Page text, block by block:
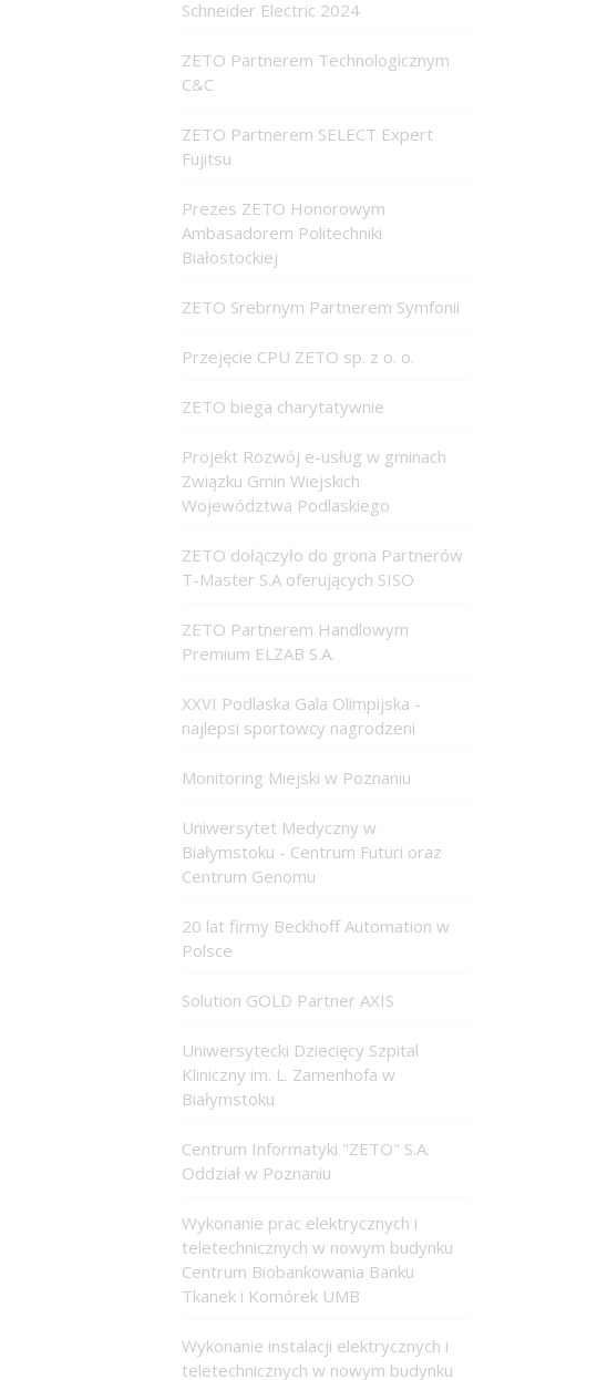
Schneider Electric 2024
ZETO Partnerem Technologicznym
C&C
ZETO Partnerem SELECT Expert
Fujitsu
Prezes ZETO Honorowym
Ambasadorem Politechniki
Białostockiej
ZETO Srebrnym Partnerem Symfonii
Przejęcie CPU ZETO sp. z o. o.
ZETO biega charytatywnie
Projekt Rozwój e-usług w gminach
Związku Gmin Wiejskich
Województwa Podlaskiego
ZETO dołączyło do grona Partnerów
T-Master S.A oferujących SISO
ZETO Partnerem Handlowym
Premium ELZAB S.A.
XXVI Podlaska Gala Olimpijska -
najlepsi sportowcy nagrodzeni
Monitoring Miejski w Poznaniu
Uniwersytet Medyczny w
Białymstoku - Centrum Futuri oraz
Centrum Genomu
20 lat firmy Beckhoff Automation w
Polsce
Solution GOLD Partner AXIS
Uniwersytecki Dziecięcy Szpital
Kliniczny im. L. Zamenhofa w
Białymstoku
Centrum Informatyki "ZETO" S.A.
Oddział w Poznaniu
Wykonanie prac elektrycznych i
teletechnicznych w nowym budynku
Centrum Biobankowania Banku
Tkanek i Komórek UMB
Wykonanie instalacji elektrycznych i
teletechnicznych w nowym budynku